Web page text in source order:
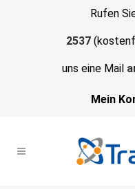
Rufen
2537
uns eine Mail
Mein